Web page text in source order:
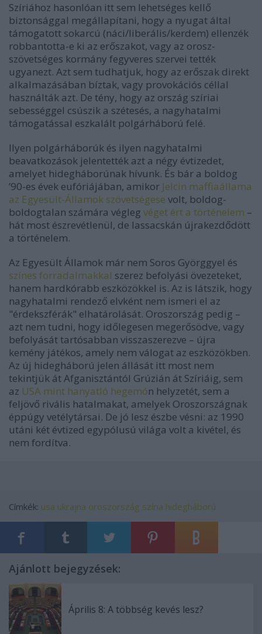
Szíriához hasonlóan itt sem lehetséges kellő
biztonsággal megállapítani, hogy a nyugat által
támogatott sokarcú (náci/liberális/kerdem) ellenzék
robbantotta-e ki az erőszakot, vagy az orosz-
szövetséges kormány fegyveres szervei tették
ugyanezt. Azt sem tudhatjuk, hogy az erőszak direkt
alkalmazásában bíztak, vagy provokációs céllal
használták azt. De tény, hogy az ország szíriai
sebességgel csúszik a szétesés, a nagyhatalmi
támogatással eszkalált polgárháború felé.
Ilyen polgárháborúk és ilyen nagyhatalmi
beavatkozások jelentették azt a négy évtizedet,
amelyet hidegháborúnak hívunk. És bár a boldog
’90-es évek eufóriájában, amikor Jelcin maffiaállama
az Egyesült-Államok szövetségese volt, boldog-
boldogtalan számára végleg véget ért a történelem –
hát most észrevétlenül, de lassacskán újrakezdődött
a történelem.
Az Egyesült Államok már nem Soros Györggyel és
színes forradalmakkal szerez befolyási övezeteket,
hanem hardkórabb eszközökkel is. Az is látszik, hogy
nagyhatalmi rendező elvként nem ismeri el az
"érdekszférák" elhatárolását. Oroszország pedig –
azt nem tudni, hogy időlegesen megerősödve, vagy
befolyását tartósabban visszaszerezve – újra
kemény játékos, amely nem válogat az eszközökben.
Az új hidegháború jelen állását itt most nem
tekintjük át Afganisztántól Grúzián át Szíriáig, sem
az USA mint hanyatló hegemón helyzetét, sem a
feljövő rivális hatalmakat, amelyek Oroszországnak
éppúgy vetélytársai. De jó lesz észbe vésni: az 1990
utáni két évtized egypólusú világa volt a kivétel, és
nem fordítva.
Címkék: usa ukrajna oroszország szíria hidegháború
Ajánlott bejegyzések:
Április 8: A többség kevés lesz?